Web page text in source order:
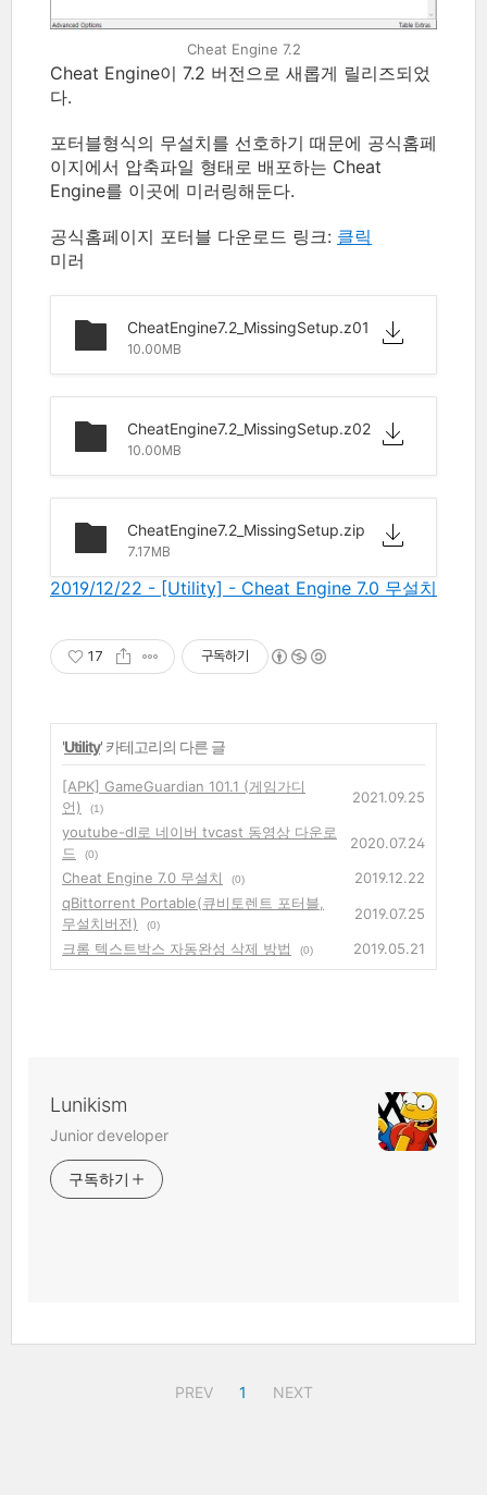
Cheat Engine 7.2
Cheat Engine이 7.2 버전으로 새롭게 릴리즈되었
다.
포터블형식의 무설치를 선호하기 때문에 공식홈페
이지에서 압축파일 형태로 배포하는 Cheat
Engine를 이곳에 미러링해둔다.
공식홈페이지 포터블 다운로드 링크: 클릭
미러
CheatEngine7.2_MissingSetup.z01
10.00MB
CheatEngine7.2_MissingSetup.z02
10.00MB
CheatEngine7.2_MissingSetup.zip
7.17MB
2019/12/22 - [Utility] - Cheat Engine 7.0 무설치
17 구독하기
'Utility' 카테고리의 다른 글
[APK] GameGuardian 101.1 (게임가디
언)
(1)
2021.09.25
youtube-dl로 네이버 tvcast 동영상 다운로
드
(0)
2020.07.24
Cheat Engine 7.0 무설치
(0)
2019.12.22
qBittorrent Portable(큐비토렌트 포터블,
무설치버전)
(0)
2019.07.25
크롬 텍스트박스 자동완성 삭제 방법
(0) 2019.05.21
Lunikism
Junior developer
구독하기
PREV 1 NEXT